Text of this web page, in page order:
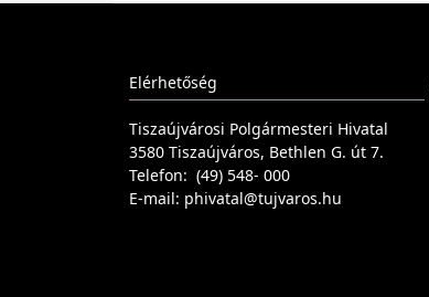
Elérhetőség
Tiszaújvárosi Polgármesteri Hivatal
3580 Tiszaújváros, Bethlen G. út 7.
Telefon: (49) 548- 000
E-mail: phivatal@tujvaros.hu